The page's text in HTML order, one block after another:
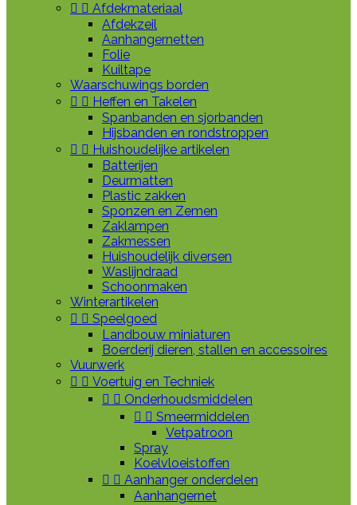
  Afdekmateriaal
Afdekzeil
Aanhangernetten
Folie
Kuiltape
Waarschuwings borden
  Heffen en Takelen
Spanbanden en sjorbanden
Hijsbanden en rondstroppen
  Huishoudelijke artikelen
Batterijen
Deurmatten
Plastic zakken
Sponzen en Zemen
Zaklampen
Zakmessen
Huishoudelijk diversen
Waslijndraad
Schoonmaken
Winterartikelen
  Speelgoed
Landbouw miniaturen
Boerderij dieren, stallen en accessoires
Vuurwerk
  Voertuig en Techniek
  Onderhoudsmiddelen
  Smeermiddelen
Vetpatroon
Spray
Koelvloeistoffen
  Aanhanger onderdelen
Aanhangernet